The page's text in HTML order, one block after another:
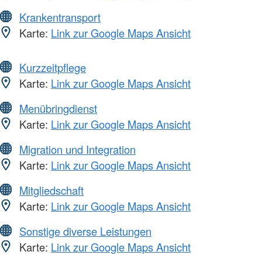
Krankentransport
Karte: Link zur Google Maps Ansicht
Kurzzeitpflege
Karte: Link zur Google Maps Ansicht
Menübringdienst
Karte: Link zur Google Maps Ansicht
Migration und Integration
Karte: Link zur Google Maps Ansicht
Mitgliedschaft
Karte: Link zur Google Maps Ansicht
Sonstige diverse Leistungen
Karte: Link zur Google Maps Ansicht